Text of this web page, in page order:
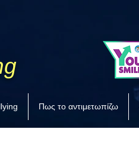
Πως το αντιμετωπίζω